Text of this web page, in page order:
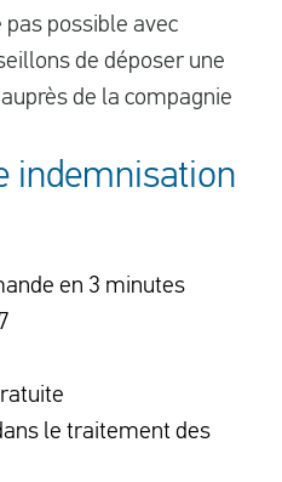
possible avec
de déposer une
de la compagnie
indemnisation
en 3 minutes
le traitement des